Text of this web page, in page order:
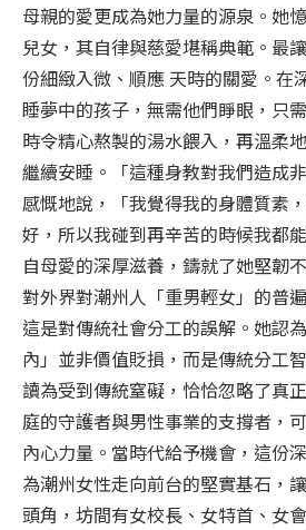
母親的愛更成為她力量的源泉。她
兒女，其自律與慈愛堪稱典範。最
份細緻入微、順應 天時的關愛。在
睡夢中的孩子，無需他們睜眼，只
時令精心熬製的湯水餵入，再溫柔
繼續安睡。「這種身教對我們造成
感慨地說，「我覺得我的身體質素
好，所以我碰到再辛苦的時候我都
自母愛的深厚滋養，鑄就了她堅韌
對外界對潮州人「重男輕女」的普
這是對傳統社會分工的誤解。她認
內」並非價值貶損，而是傳統分工
讀為受到傳統窒礙，恰恰忽略了真
庭的守護者與男性事業的支撐者，
內心力量。當時代給予機會，這份
為潮州女性走向前台的堅實基石，
頭角，坊間有女校長、女特首、女